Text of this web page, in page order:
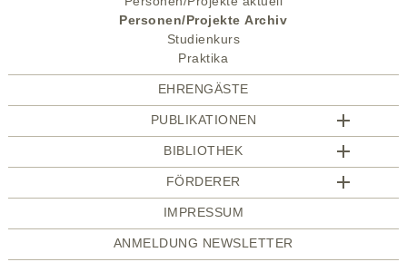
Personen/Projekte Archiv
Studienkurs
Praktika
EHRENGÄSTE
PUBLIKATIONEN
BIBLIOTHEK
FÖRDERER
IMPRESSUM
ANMELDUNG NEWSLETTER